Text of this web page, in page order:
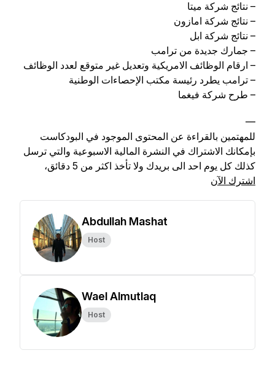
– نتائج شركة ميتا
– نتائج شركة امازون
– نتائج شركة ابل
– جمارك جديدة من ترامب
– ارقام الوظائف الامريكية وتعديل غير متوقع لعدد الوظائف
– ترامب يطرد رئيسة مكتب الإحصاءات الوطنية
– طرح شركة فيغما
—
للمهتمين بالقراءة عن المحتوى الموجود في البودكاست
بإمكانك الاشتراك في النشرة المالية الاسبوعية والتي ترسل
كذلك كل يوم احد الى بريدك ولا تأخذ اكثر من 5 دقائق،
اشترك الآن
Abdullah Mashat
Host
Wael Almutlaq
Host